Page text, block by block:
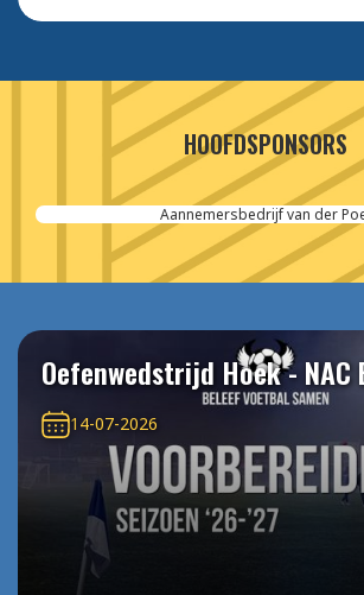
HOOFDSPONSORS
Aannemersbedrijf van der
Oefenwedstrijd Hoek - NAC
14-07-2026